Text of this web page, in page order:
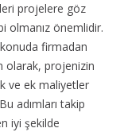
projelere göz
olmanız önemlidir.
firmadan
olarak, projenizin
ve ek maliyetler
adımları takip
iyi şekilde